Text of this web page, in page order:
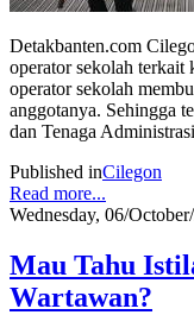
Detakbanten.com
operator sekolah terkait
operator sekolah
anggotanya. Sehingga
dan Tenaga
Published inCilegon
Read more...
Wednesday, 06/
Mau Tahu
Wartawan?